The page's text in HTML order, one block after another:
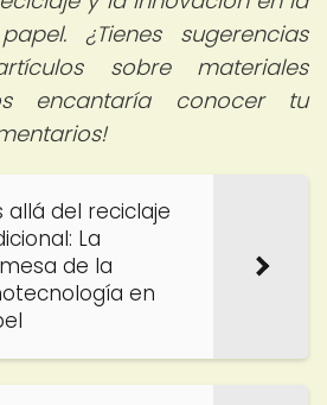
¿Tienes sugerencias
sobre materiales
encantaría conocer tu
allá del reciclaje
La
de la
en